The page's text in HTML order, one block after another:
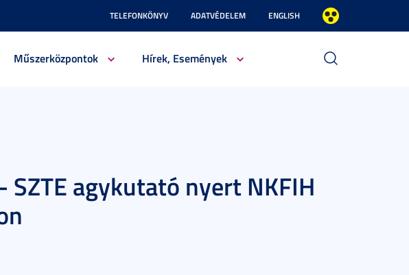
TELEFONKÖNYV ADATVÉDELEM ENGLISH
Műszerközpontok Hírek, Események
agykutató nyert NKFIH